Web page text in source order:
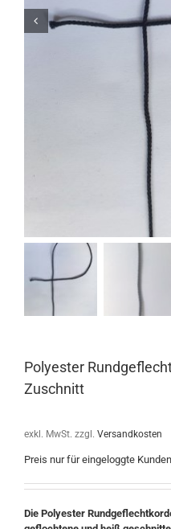
Polyester
Zuschnitt
exkl. MwSt. zzgl. Versandkosten
Preis nur für eingeloggte Kunden
Die Polyester